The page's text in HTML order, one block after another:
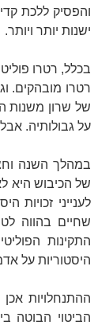
והפסיק ללכת
ישנות יותר ויותר.
בכלל, רטרו
רטרו מובהקים.
של שרון משנות
על גבולותיה.
במהלך השנה
של הכיבוש היא
לענייני זכויות
שחיים בהווה
התקינות
היסטוריות על
ההתנחלויות
הביטוי הבוטה